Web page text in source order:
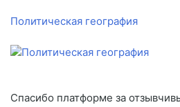
Политическая география
Спасибо платформе за